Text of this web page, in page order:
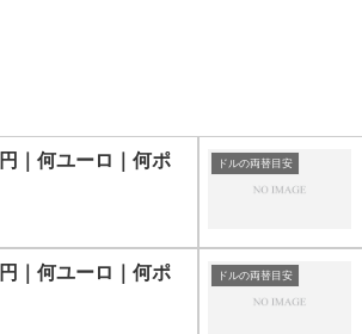
｜何ユーロ｜何ポ
ドルの両替目安
｜何ユーロ｜何ポ
ドルの両替目安